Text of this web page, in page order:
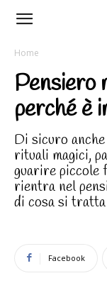
Home
Pensiero
perché è
Di sicuro
rituali magici,
guarire piccole
rientra nel
di cosa si
Facebook